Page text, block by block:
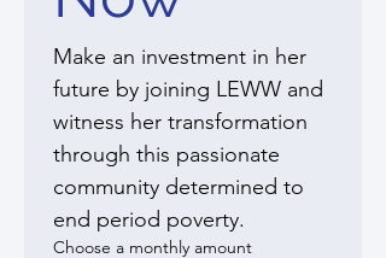
Make an investment in her
future by joining LEWW and
witness her transformation
through this passionate
community determined to
end period poverty.
Choose a monthly amount